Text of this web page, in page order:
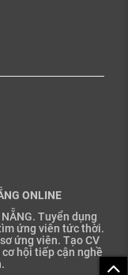
ONLINE
Tuyển dụng
ứng viên tức thời.
ứng viên. Tạo CV
hội tiếp cận nghề